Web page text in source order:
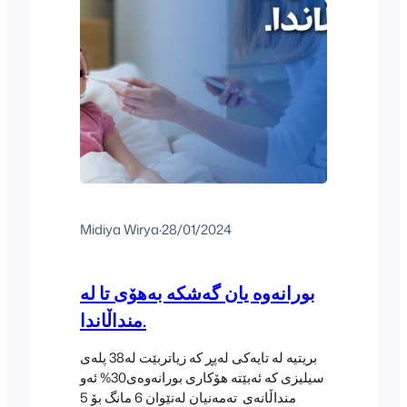
Midiya Wirya·28/01/2024
بورانەوە یان گەشکە بەهۆی تا لە
منداڵاندا.
بریتیە لە تایەکی لەپڕ کە زیاتربێت لە38 پلەی
سیلیزی کە ئەبێتە هۆکاری بورانەوەی30% ئەو
منداڵانەی تەمەنیان لەنێوان 6 مانگ بۆ 5